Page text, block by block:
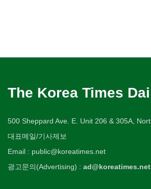
The Korea Times
500 Sheppard Ave. E. Unit 206 & 305A,
대표메일/기사제보
Email : public@koreatimes.net
광고문의(Advertising) : ad@koreatimes.net